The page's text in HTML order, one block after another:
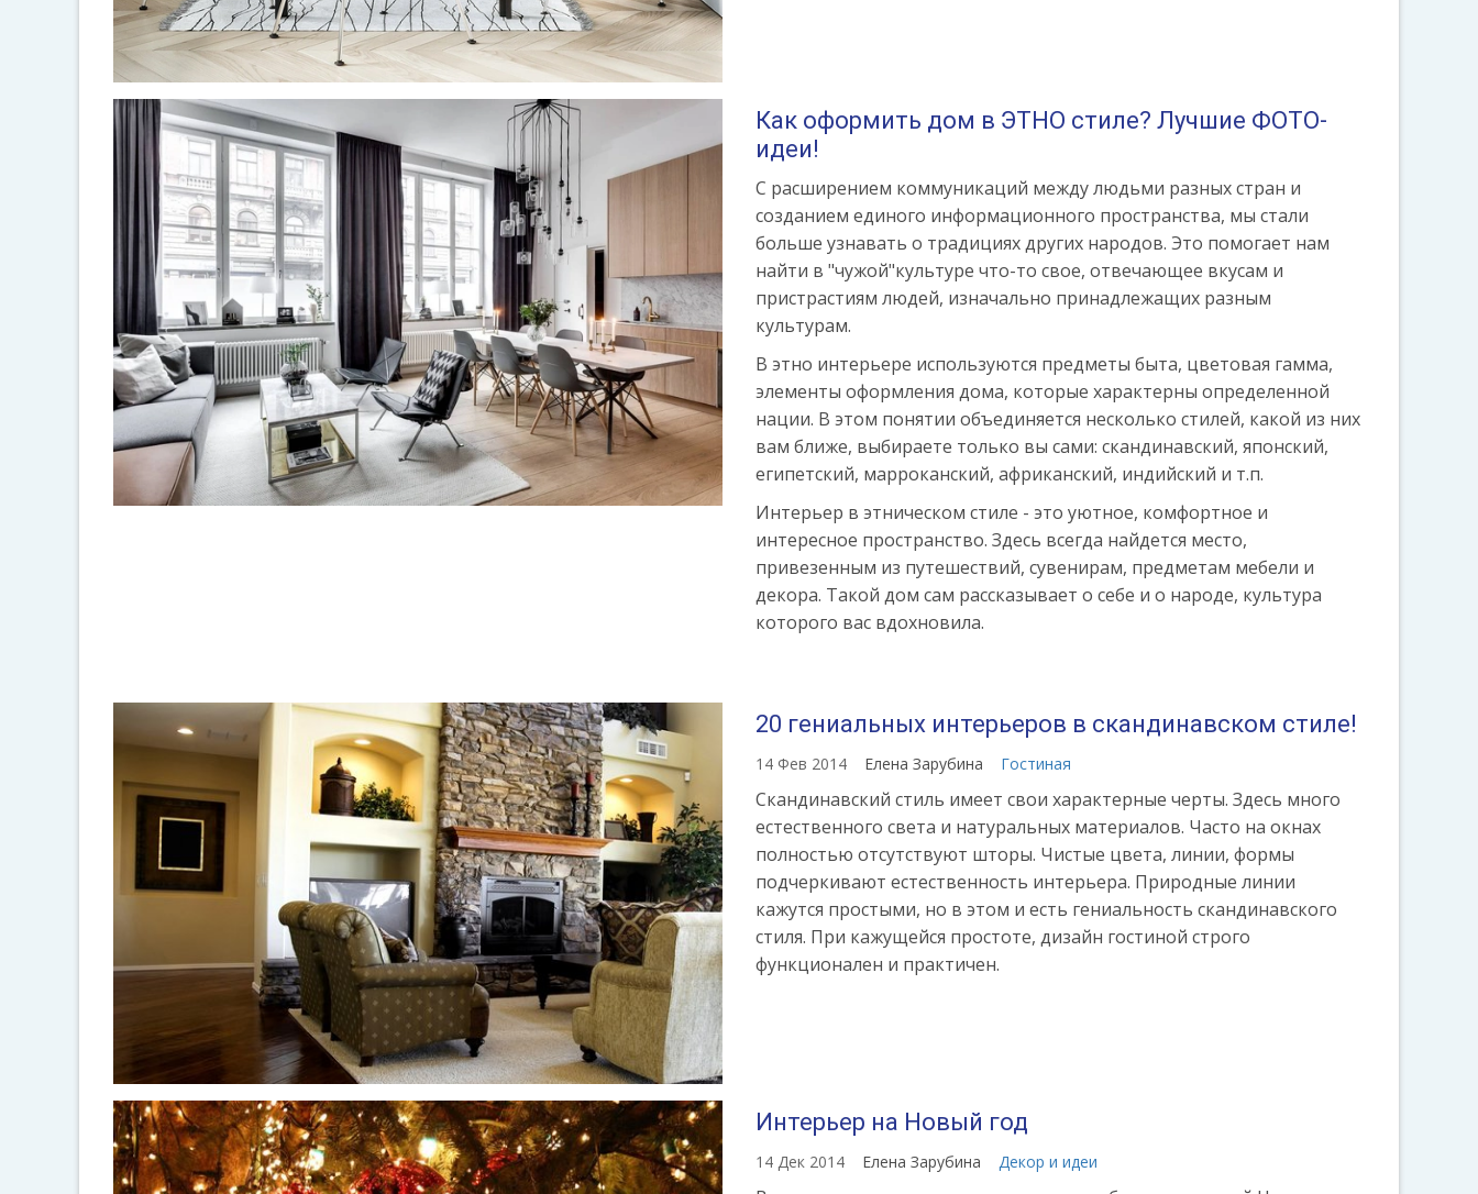
Как оформить дом в ЭТНО стиле? Лучшие ФОТО-
идеи!
С расширением коммуникаций между людьми разных стран и
созданием единого информационного пространства, мы стали
больше узнавать о традициях других народов. Это помогает нам
найти в "чужой"культуре что-то свое, отвечающее вкусам и
пристрастиям людей, изначально принадлежащих разным
культурам.
В этно интерьере используются предметы быта, цветовая гамма,
элементы оформления дома, которые характерны определенной
нации. В этом понятии объединяется несколько стилей, какой из них
вам ближе, выбираете только вы сами: скандинавский, японский,
египетский, марроканский, африканский, индийский и т.п.
Интерьер в этническом стиле - это уютное, комфортное и
интересное пространство. Здесь всегда найдется место,
привезенным из путешествий, сувенирам, предметам мебели и
декора. Такой дом сам рассказывает о себе и о народе, культура
которого вас вдохновила.
Источник: https://womanadvice.ru/etno-
stil-
interere-
vse-
tonkosti-
dlya-
oformleniya-
dizayna
20 гениальных интерьеров в скандинавском стиле!
14 Фев 2014 Елена Зарубина Гостиная
Скандинавский стиль имеет свои характерные черты. Здесь много
естественного света и натуральных материалов. Часто на окнах
полностью отсутствуют шторы. Чистые цвета, линии, формы
подчеркивают естественность интерьера. Природные линии
кажутся простыми, но в этом и есть гениальность скандинавского
стиля. При кажущейся простоте, дизайн гостиной строго
функционален и практичен.
Интерьер на Новый год
14 Дек 2014 Елена Зарубина Декор и идеи